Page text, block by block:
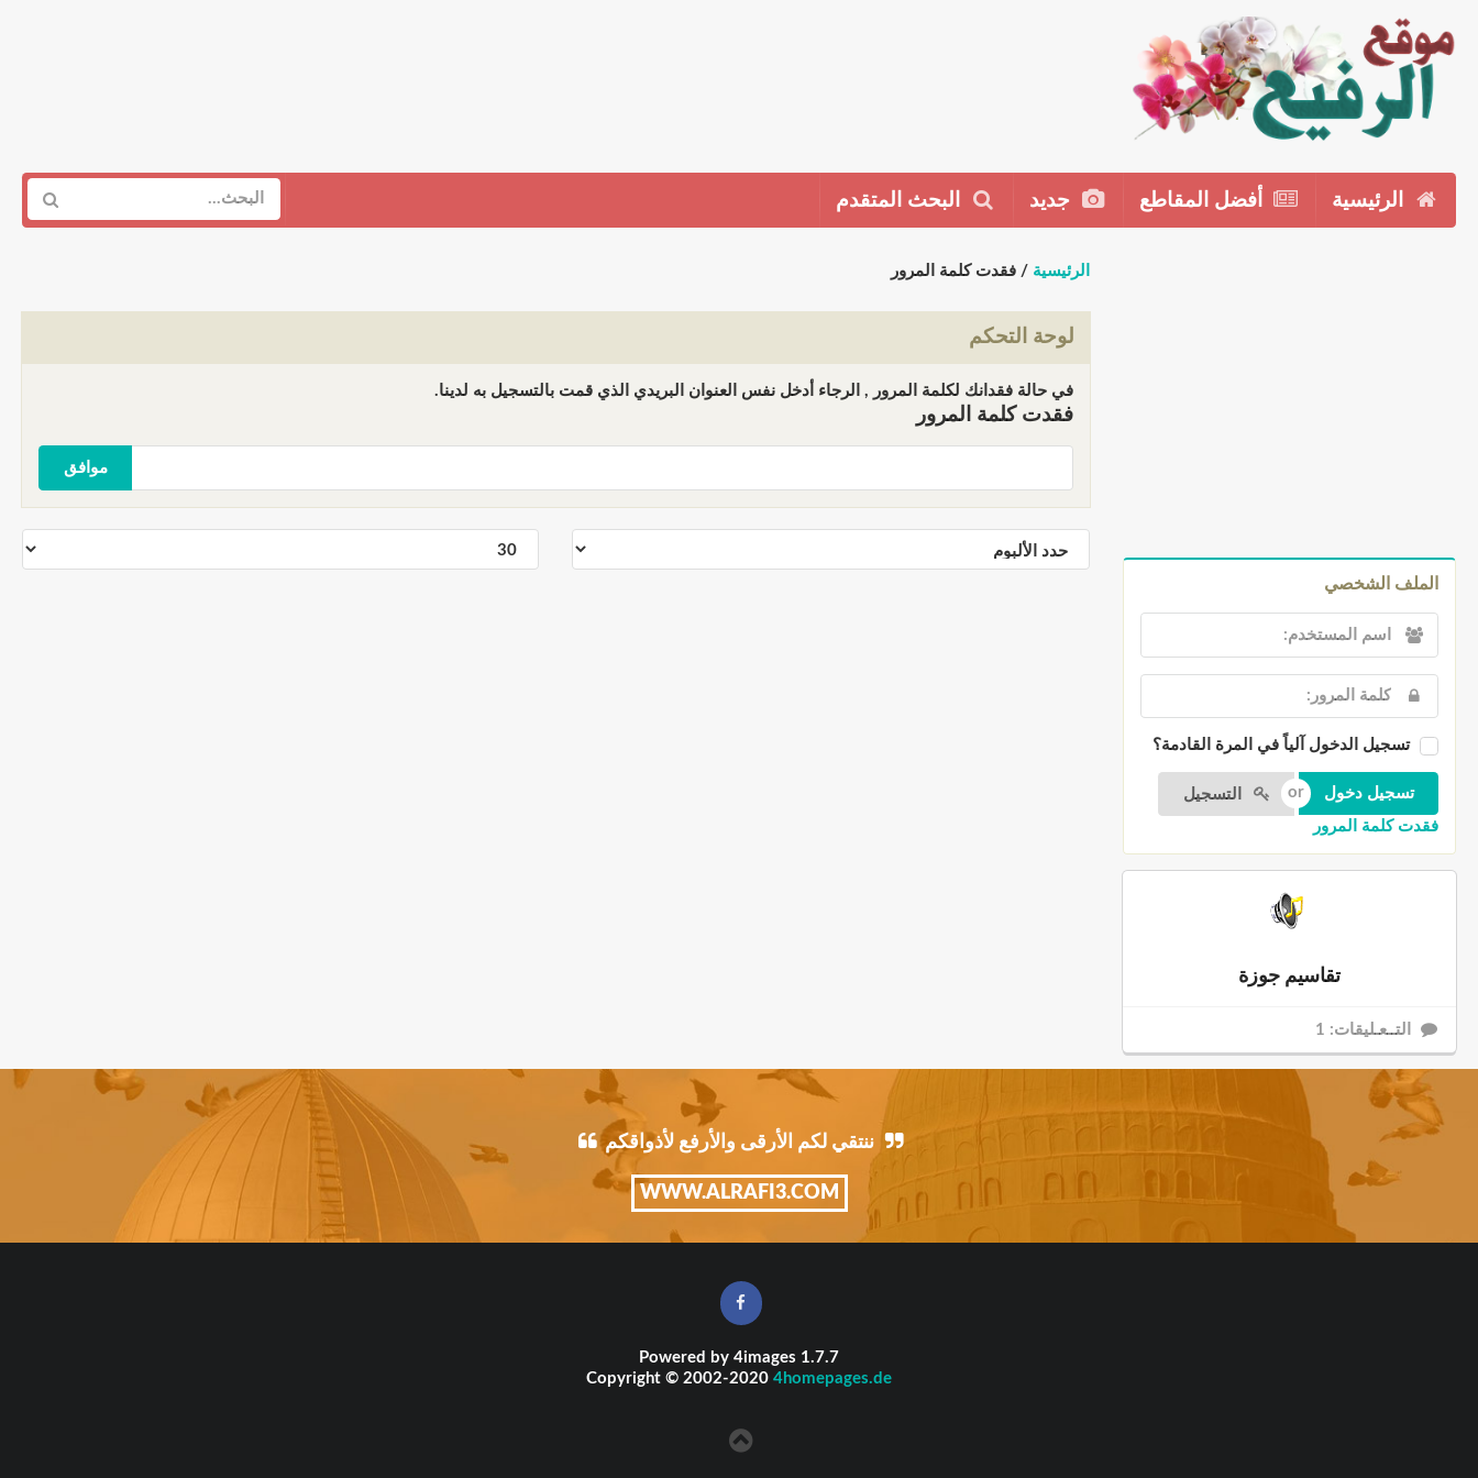
الرئيسية أفضل المقاطع جديد البحث المتقدم
الملف الشخصي
تسجيل الدخول آلياً في المرة القادمة؟
التسجيل
فقدت كلمة المرور
تقاسيم جوزة
التــعـليقات: 1
الرئيسية / فقدت كلمة المرور
لوحة التحكم
في حالة فقدانك لكلمة المرور , الرجاء أدخل نفس العنوان البريدي الذي قمت بالتسجيل به لدينا.
فقدت كلمة المرور
موافق
ننتقي لكم الأرقى والأرفع لأذواقكم
WWW.ALRAFI3.COM
Powered by 4images 1.7.7
Copyright © 2002-2020 4homepages.de